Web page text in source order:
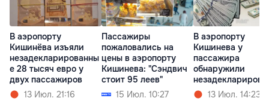
В аэропорту
Кишинёва изъяли
незадекларированны
е 28 тысяч евро у
двух пассажиров
13 Июл. 21:16
Пассажиры
пожаловались на
цены в аэропорту
Кишинева: "Сэндвич
стоит 95 леев"
15 Июл. 10:27
В аэропорту
Кишинева у
пассажира
обнаружили
ю валюту
13 Июл. 14:23